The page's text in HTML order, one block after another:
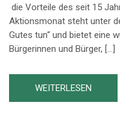
die Vorteile des seit 15
Aktionsmonat steht unter
Gutes tun“ und bietet eine
Bürgerinnen und Bürger, […]
WEITERLESEN